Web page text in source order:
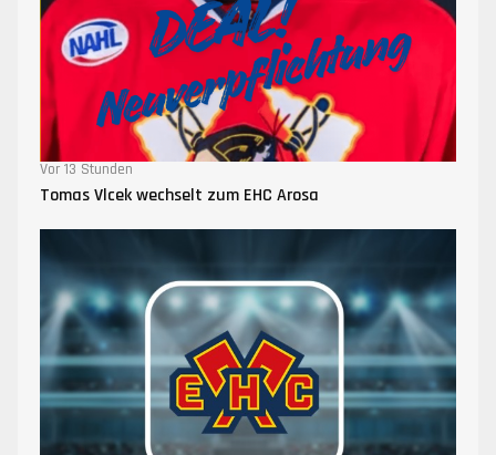
Vor 13 Stunden
Tomas Vlcek wechselt zum EHC Arosa